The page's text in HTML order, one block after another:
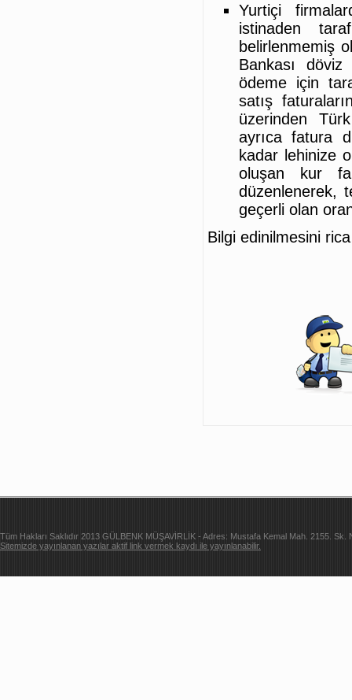
Yurtiçi
istinaden
belirlenmemiş
Bankası döviz
ödeme için
satış
üzerinden
ayrıca fatura
kadar lehinize
oluşan kur
düzenlenerek,
geçerli olan
Bilgi edinilmesini
Tüm Hakları Saklıdır 2013 GÜLBENK MÜŞAVİRLİK - Adres: Mustafa Kemal Mah. 2155.
Sitemizde yayınlanan yazılar aktif link vermek kaydı ile yayınlanabilir.